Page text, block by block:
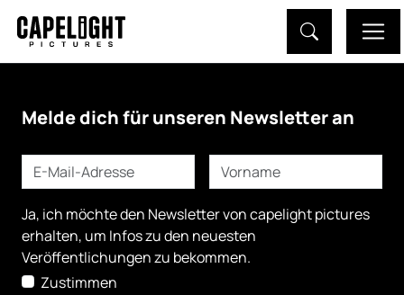
Melde dich für unseren Newsletter an
Ja, ich möchte den Newsletter voncapelight pictures
erhalten, um Infos zu den neuesten
Veröffentlichungen zu bekommen.
Zustimmen